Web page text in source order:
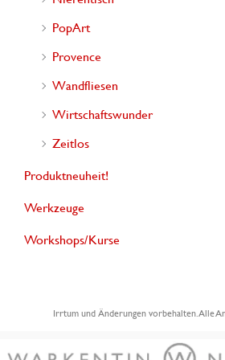
PopArt
Provence
Wandfliesen
Wirtschaftswunder
Zeitlos
Produktneuheit!
Werkzeuge
Workshops/Kurse
Irrtum und Änderungen vorbehalten. Alle